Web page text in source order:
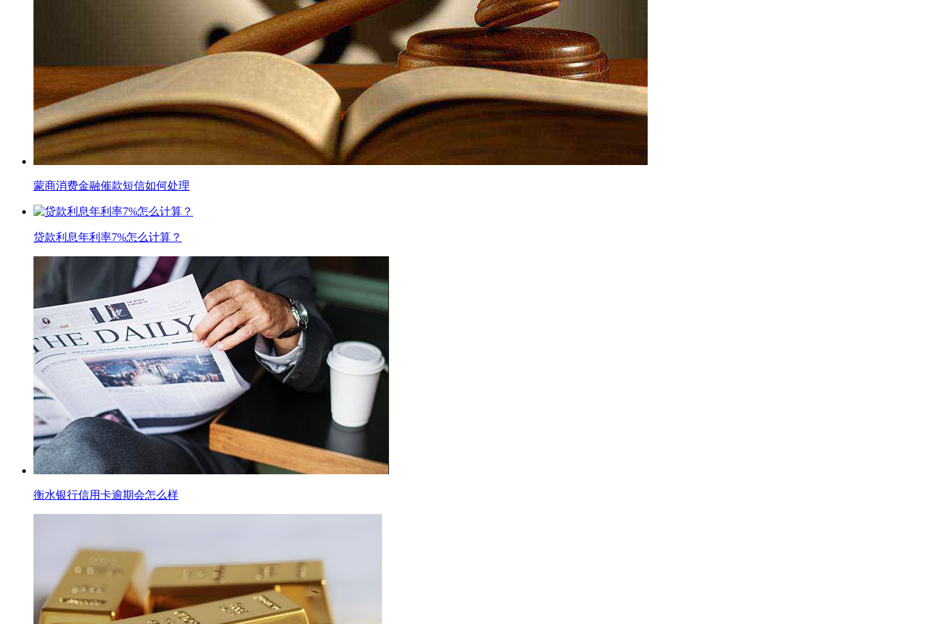
蒙商消费金融催款短信如何处理
贷款利息年利率7%怎么计算？
衡水银行信用卡逾期会怎么样